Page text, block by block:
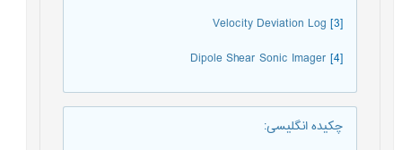
Velocity Deviation Log
Dipole Shear Sonic Imager
چکیده انگلیسی: